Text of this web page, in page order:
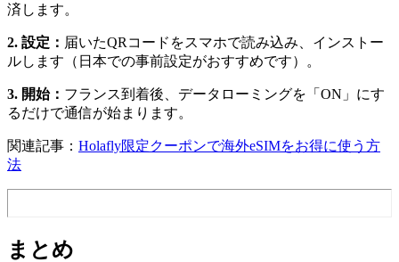
済します。
2. 設定： 届いたQRコードをスマホで読み込み、インストー
ルします（日本での事前設定がおすすめです）。
3. 開始： フランス到着後、データローミングを「ON」にす
るだけで通信が始まります。
関連記事： Holafly限定クーポンで海外eSIMをお得に使う方
法
まとめ